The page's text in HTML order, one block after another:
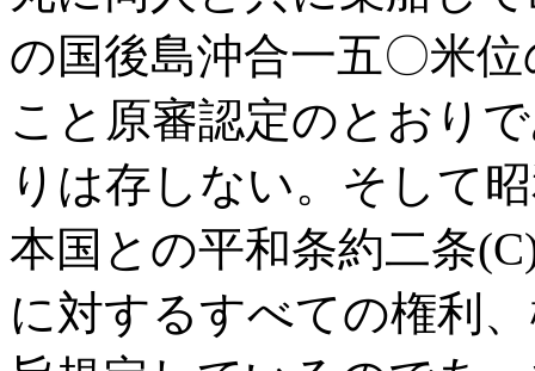
の国後島沖合一五〇米
こと原審認定のとおり
りは存しない。そして
本国との平和条約二条
に対するすべての権利